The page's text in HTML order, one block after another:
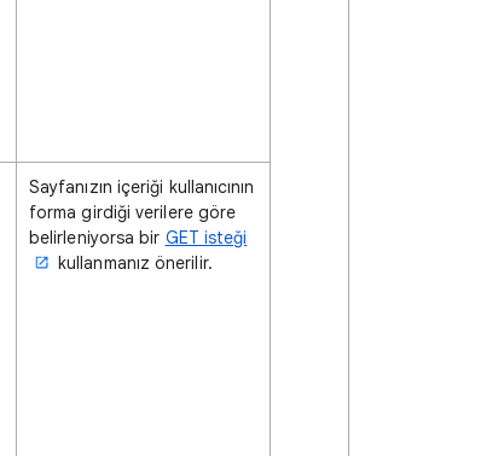
Sayfanızın içeriği kullanıcının
forma girdiği verilere göre
belirleniyorsa bir GET isteği
kullanmanız önerilir.